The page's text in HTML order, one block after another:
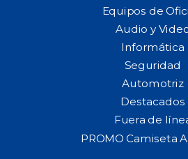
Equipos de
Audio y
Informática
Seguridad
Automotriz
Destacados
Fuera de
PROMO Camiseta